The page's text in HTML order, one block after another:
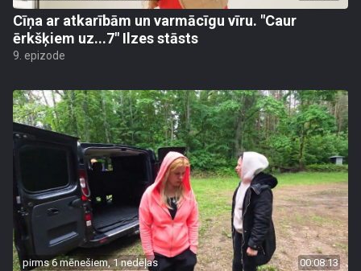
Cīņa ar atkarībām un varmācīgu vīru. "Caur
ērkšķiem uz...7" Ilzes stāsts
9. epizode
pirms 6 mēnešiem, 1 nedēļas 00:08:13